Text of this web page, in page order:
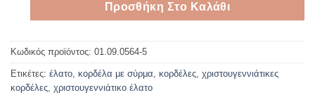
Προσθήκη Στο Καλάθι
Κωδικός προϊόντος: 01.09.0564-5
Ετικέτες: έλατο, κορδέλα με σύρμα, κορδέλες, χριστουγεννιάτικες
κορδέλες, χριστουγεννιάτικο έλατο